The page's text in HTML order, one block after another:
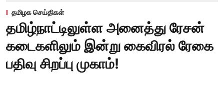
தமிழக செய்திகள்
தமிழ்நாட்டிலுள்ள அனைத்து ரேசன்
கடைகளிலும் இன்று கைவிரல் ரேகை
பதிவு சிறப்பு முகாம்!